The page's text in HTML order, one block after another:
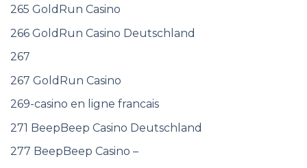
265 GoldRun Casino
266 GoldRun Casino Deutschland
267
267 GoldRun Casino
269-casino en ligne francais
271 BeepBeep Casino Deutschland
277 BeepBeep Casino –